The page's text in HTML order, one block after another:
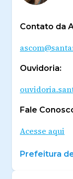
Contato da
Ouvidoria:
Fale
Acesse aqui
Prefeitura